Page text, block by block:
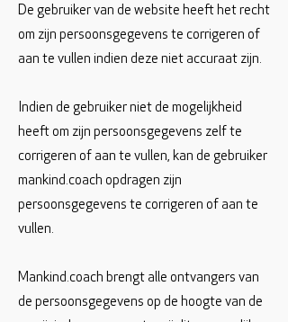
De gebruiker van de website heeft het recht
om zijn persoonsgegevens te corrigeren of
aan te vullen indien deze niet accuraat zijn.
Indien de gebruiker niet de mogelijkheid
heeft om zijn persoonsgegevens zelf te
corrigeren of aan te vullen, kan de gebruiker
mankind.coach opdragen zijn
persoonsgegevens te corrigeren of aan te
vullen.
Mankind.coach brengt alle ontvangers van
de persoonsgegevens op de hoogte van de